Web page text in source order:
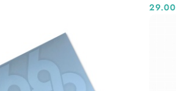
Cena:
29.00